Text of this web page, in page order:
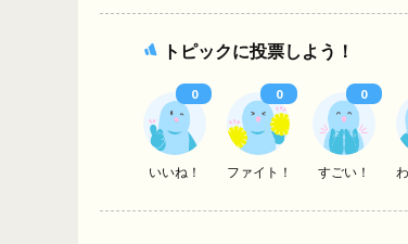
トピックに投票しよう！
いいね！ ファイト！ すごい！
0 0 0